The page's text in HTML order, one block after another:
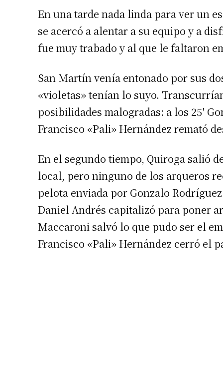
En una tarde nada linda para ver un
se acercó a alentar a su equipo y a
fue muy trabado y al que le faltaron
San Martín venía entonado por sus
«violetas» tenían lo suyo.
posibilidades malogradas: a los 25′
Francisco «Pali» Hernández remató
En el segundo tiempo, Quiroga salió
local, pero ninguno de los arqueros
pelota enviada por Gonzalo
Daniel Andrés capitalizó para poner
Maccaroni salvó lo que pudo ser el
Francisco «Pali» Hernández cerró el